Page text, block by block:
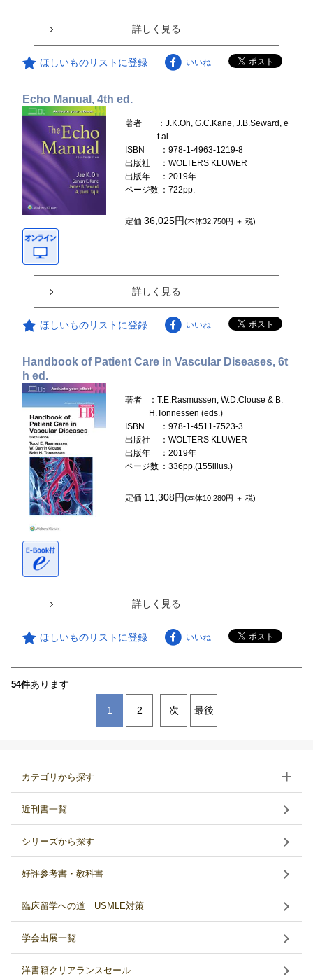
詳しく見る
ほしいものリストに登録 いいね
Echo Manual, 4th ed.
著者
：J.K.Oh, G.C.Kane, J.B.Seward, e
t al.
ISBN
：978-1-4963-1219-8
出版社
：WOLTERS KLUWER
出版年
：2019年
ページ数 ：722pp.
定価36,025円(本体32,750円 ＋ 税)
詳しく見る
ほしいものリストに登録 いいね
Handbook of Patient Care in Vascular Diseases, 6t
h ed.
著者
：T.E.Rasmussen, W.D.Clouse & B.
H.Tonnessen (eds.)
ISBN
：978-1-4511-7523-3
出版社
：WOLTERS KLUWER
出版年
：2019年
ページ数 ：336pp.(155illus.)
定価 11,308円(本体10,280円 ＋ 税)
詳しく見る
ほしいものリストに登録 いいね
54件あります
1 2 次 最後
カテゴリから探す
近刊書一覧
シリーズから探す
好評参考書・教科書
臨床留学への道 USMLE対策
学会出展一覧
洋書籍クリアランスセール